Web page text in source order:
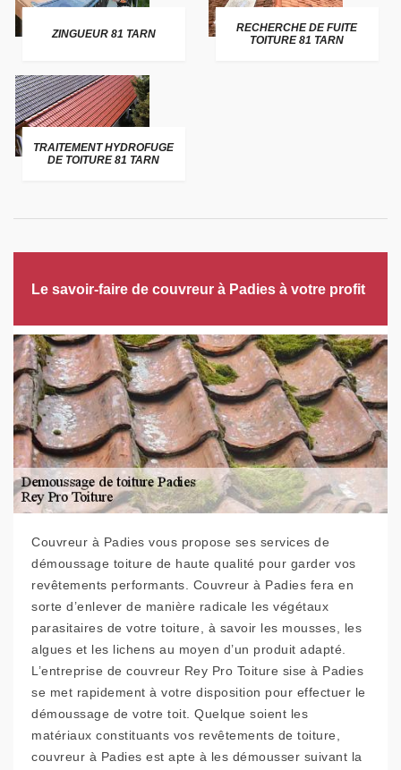
ZINGUEUR 81 TARN
RECHERCHE DE FUITE
TOITURE 81 TARN
TRAITEMENT HYDROFUGE
DE TOITURE 81 TARN
Le savoir-faire de couvreur à Padies à votre profit
Couvreur à Padies vous propose ses services de
démoussage toiture de haute qualité pour garder vos
revêtements performants. Couvreur à Padies fera en
sorte d’enlever de manière radicale les végétaux
parasitaires de votre toiture, à savoir les mousses, les
algues et les lichens au moyen d’un produit adapté.
L’entreprise de couvreur Rey Pro Toiture sise à Padies
se met rapidement à votre disposition pour effectuer le
démoussage de votre toit. Quelque soient les
matériaux constituants vos revêtements de toiture,
couvreur à Padies est apte à les démousser suivant la